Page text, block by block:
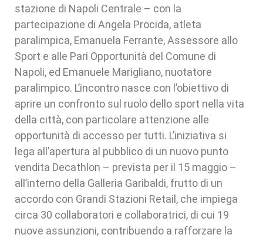
stazione di Napoli Centrale – con la
partecipazione di Angela Procida, atleta
paralimpica, Emanuela Ferrante, Assessore allo
Sport e alle Pari Opportunità del Comune di
Napoli, ed Emanuele Marigliano, nuotatore
paralimpico. L’incontro nasce con l’obiettivo di
aprire un confronto sul ruolo dello sport nella vita
della città, con particolare attenzione alle
opportunità di accesso per tutti. L’iniziativa si
lega all’apertura al pubblico di un nuovo punto
vendita Decathlon – prevista per il 15 maggio –
all’interno della Galleria Garibaldi, frutto di un
accordo con Grandi Stazioni Retail, che impiega
circa 30 collaboratori e collaboratrici, di cui 19
nuove assunzioni, contribuendo a rafforzare la